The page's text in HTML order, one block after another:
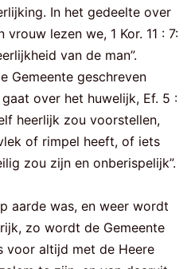
In het gedeelte over
lezen we, 1 Kor. 11 : 7:
van de man”.
Gemeente geschreven
over het huwelijk, Ef. 5 :
heerlijk zou voorstellen,
of rimpel heeft, of iets
zou zijn en onberispelijk”.
aarde was, en weer wordt
zo wordt de Gemeente
voor altijd met de Heere